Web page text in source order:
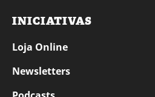
INICIATIVAS
Loja Online
Newsletters